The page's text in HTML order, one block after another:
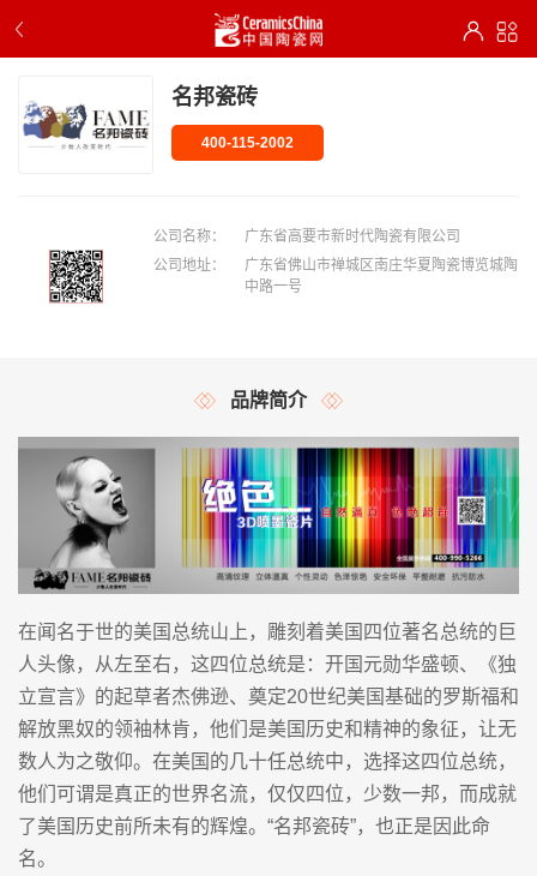
名邦瓷砖
400-115-2002
公司名称：
广东省高要市新时代陶瓷有限公司
公司地址：
广东省佛山市禅城区南庄华夏陶瓷博览城陶
中路一号
品牌简介
在闻名于世的美国总统山上，雕刻着美国四位著名总统的巨
人头像，从左至右，这四位总统是：开国元勋华盛顿、《独
立宣言》的起草者杰佛逊、奠定20世纪美国基础的罗斯福和
解放黑奴的领袖林肯，他们是美国历史和精神的象征，让无
数人为之敬仰。在美国的几十任总统中，选择这四位总统，
他们可谓是真正的世界名流，仅仅四位，少数一邦，而成就
了美国历史前所未有的辉煌。“名邦瓷砖”，也正是因此命
名。